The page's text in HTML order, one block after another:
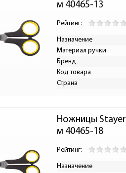
м 40465-13
Рейтинг:
Назначение
Материал ручки
Бренд
Код товара
Страна
Ножницы Stayer
м 40465-18
Рейтинг:
Назначение